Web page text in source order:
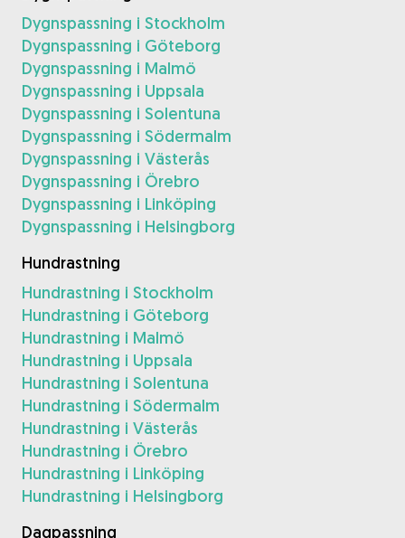
Dygnspassning i Stockholm
Dygnspassning i Göteborg
Dygnspassning i Malmö
Dygnspassning i Uppsala
Dygnspassning i Solentuna
Dygnspassning i Södermalm
Dygnspassning i Västerås
Dygnspassning i Örebro
Dygnspassning i Linköping
Dygnspassning i Helsingborg
Hundrastning
Hundrastning i Stockholm
Hundrastning i Göteborg
Hundrastning i Malmö
Hundrastning i Uppsala
Hundrastning i Solentuna
Hundrastning i Södermalm
Hundrastning i Västerås
Hundrastning i Örebro
Hundrastning i Linköping
Hundrastning i Helsingborg
Dagpassning